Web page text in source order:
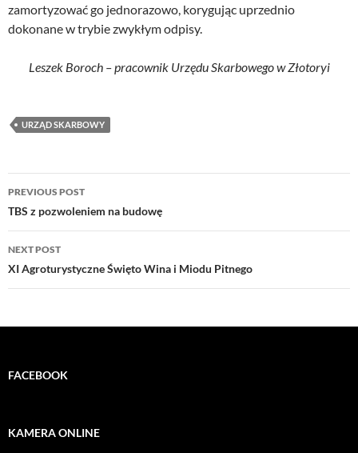
zamortyzować go jednorazowo, korygując uprzednio
dokonane w trybie zwykłym odpisy.
Leszek Boroch – pracownik Urzędu Skarbowego w Złotoryi
URZĄD SKARBOWY
Post
navigation
PREVIOUS POST
TBS z pozwoleniem na budowę
NEXT POST
XI Agroturystyczne Święto Wina i Miodu Pitnego
FACEBOOK
KAMERA ONLINE